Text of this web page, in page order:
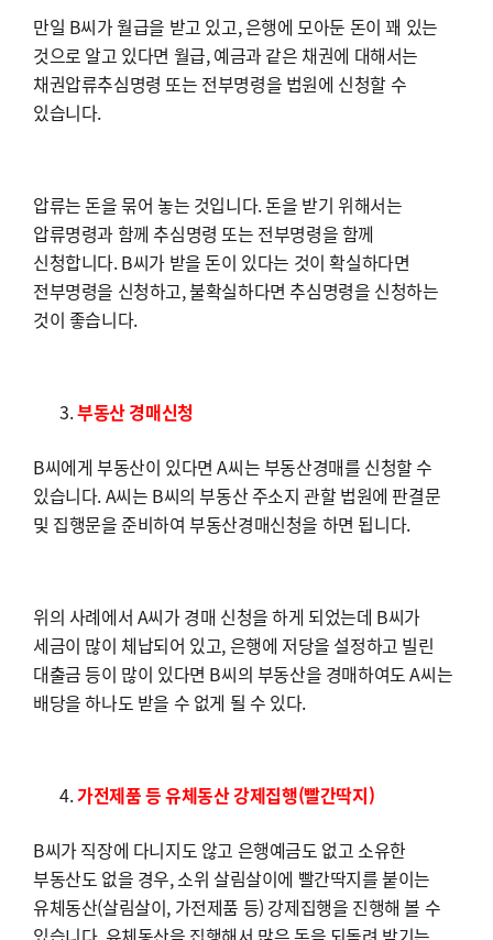
만일 B씨가 월급을 받고 있고, 은행에 모아둔 돈이 꽤 있는
것으로 알고 있다면 월급, 예금과 같은 채권에 대해서는
채권압류추심명령 또는 전부명령을 법원에 신청할 수
있습니다.
압류는 돈을 묶어 놓는 것입니다. 돈을 받기 위해서는
압류명령과 함께 추심명령 또는 전부명령을 함께
신청합니다. B씨가 받을 돈이 있다는 것이 확실하다면
전부명령을 신청하고, 불확실하다면 추심명령을 신청하는
것이 좋습니다.
부동산 경매신청
B씨에게 부동산이 있다면 A씨는 부동산경매를 신청할 수
있습니다. A씨는 B씨의 부동산 주소지 관할 법원에 판결문
및 집행문을 준비하여 부동산경매신청을 하면 됩니다.
위의 사례에서 A씨가 경매 신청을 하게 되었는데 B씨가
세금이 많이 체납되어 있고, 은행에 저당을 설정하고 빌린
대출금 등이 많이 있다면 B씨의 부동산을 경매하여도 A씨는
배당을 하나도 받을 수 없게 될 수 있다.
가전제품 등 유체동산 강제집행(빨간딱지)
B씨가 직장에 다니지도 않고 은행예금도 없고 소유한
부동산도 없을 경우, 소위 살림살이에 빨간딱지를 붙이는
유체동산(살림살이, 가전제품 등) 강제집행을 진행해 볼 수